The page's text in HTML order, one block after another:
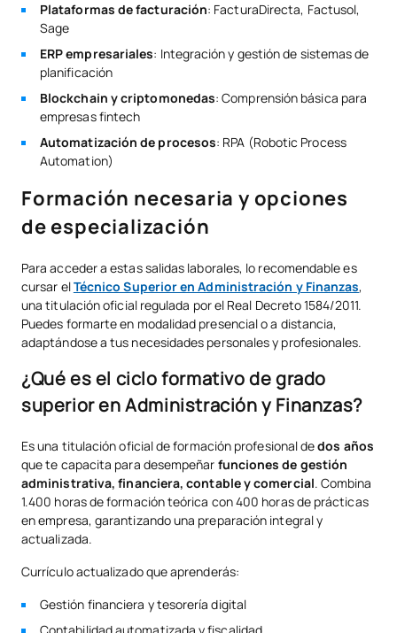
Plataformas de facturación: FacturaDirecta, Factusol,
Sage
ERP empresariales: Integración y gestión de sistemas de
planificación
Blockchain y criptomonedas: Comprensión básica para
empresas fintech
Automatización de procesos: RPA (Robotic Process
Automation)
Formación necesaria y opciones
de especialización
Para acceder a estas salidas laborales, lo recomendable es
cursar elTécnico Superior en Administración y Finanzas,
una titulación oficial regulada por el Real Decreto 1584/2011.
Puedes formarte en modalidad presencial o a distancia,
adaptándose a tus necesidades personales y profesionales.
¿Qué es el ciclo formativo de grado
superior en Administración y Finanzas?
Es una titulación oficial de formación profesional dedos años
que te capacita para desempeñar funciones de gestión
administrativa, financiera, contable y comercial. Combina
1.400 horas de formación teórica con 400 horas de prácticas
en empresa, garantizando una preparación integral y
actualizada.
Currículo actualizado que aprenderás:
Gestión financiera y tesorería digital